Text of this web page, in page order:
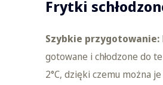
Frytki
Szybkie przygotowanie:
gotowane i chłodzone do
2°C, dzięki czemu można